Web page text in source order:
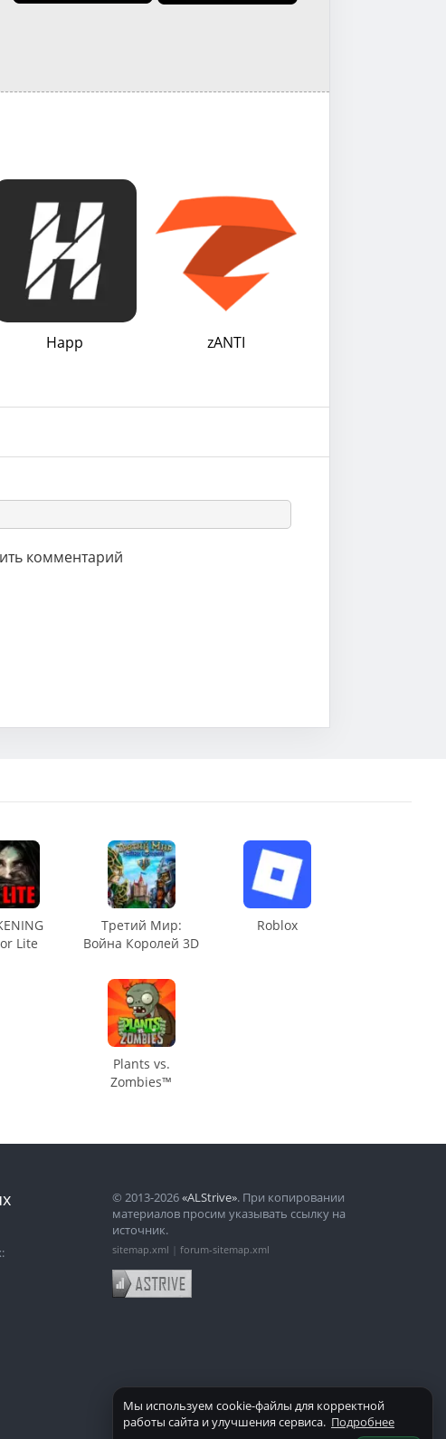
Happ zANTI
комментарий
Lite
Третий Мир:
Война Королей 3D
Roblox
Plants vs.
Zombies™
© 2013-2026«ALStrive». При копировании
материалов просим указывать ссылку на
источник.
sitemap.xml forum-sitemap.xml
Мы используем cookie-файлы для корректной
работы сайта и улучшения сервиса. Подробнее